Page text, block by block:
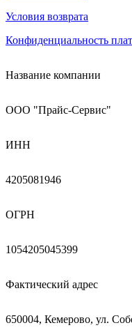
Условия возврата
Конфиденциальность
Название компании
ООО "Прайс-Сервис"
ИНН
4205081946
ОГРН
1054205045399
Фактический адрес
650004, Кемерово, ул.